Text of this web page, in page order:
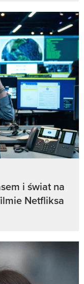
i świat na
Netfliksa